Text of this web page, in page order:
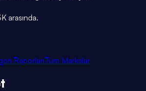
arasında.
RaporlarıTüm Markalar